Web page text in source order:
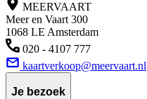
MEERVAART
Meer en Vaart 300
1068 LE Amsterdam
020 - 4107 777
kaartverkoop@meervaart.nl
Je bezoek